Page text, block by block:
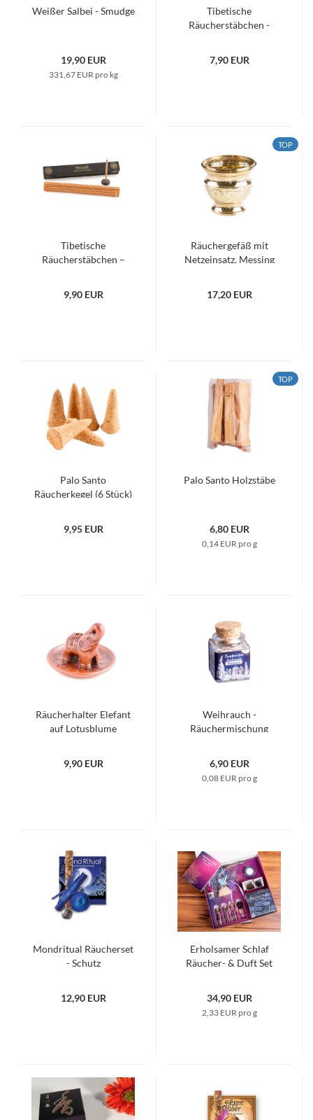
Weißer Salbei - Smudge
19,90 EUR
331,67 EUR pro kg
Tibetische
Räucherstäbchen -
7,90 EUR
Tibetische
Räucherstäbchen –
9,90 EUR
TOP
Räuchergefäß mit
Netzeinsatz, Messing
17,20 EUR
Palo Santo
Räucherkegel (6 Stück)
9,95 EUR
TOP
Palo Santo Holzstäbe
6,80 EUR
0,14 EUR pro g
Räucherhalter Elefant
auf Lotusblume
9,90 EUR
Weihrauch -
Räuchermischung
6,90 EUR
0,08 EUR pro g
Mondritual Räucherset
- Schutz
12,90 EUR
Erholsamer Schlaf
Räucher- & Duft Set
34,90 EUR
2,33 EUR pro g